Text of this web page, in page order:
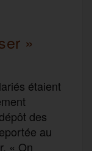
»
étaient
des
au
« On